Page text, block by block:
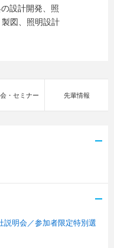
設計開発、照
図、照明設計
・セミナー 先輩情報
明会／参加者限定特別選